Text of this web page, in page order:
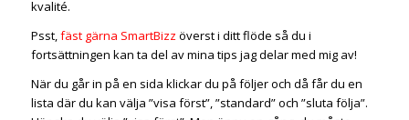
kvalité.
Psst,fäst gärna SmartBizz överst i ditt flöde så du i
fortsättningen kan ta del av mina tips jag delar med mig av!
När du går in på en sida klickar du på följer och då får du en
lista där du kan välja ”visa först”, ”standard” och ”sluta följa”.